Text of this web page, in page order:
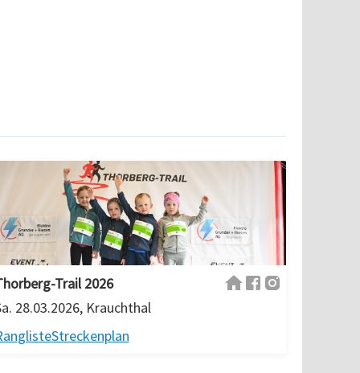
Trail 2026
28.03.2026, Krauchthal
Streckenplan